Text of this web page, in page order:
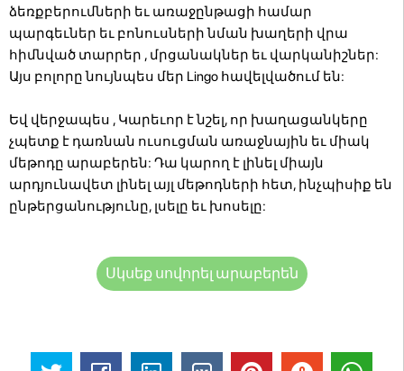
ձեռքբերումների եւ առաջընթացի համար
պարգեւներ եւ բոնուսների նման խաղերի վրա
հիմնված տարրեր , մրցանակներ եւ վարկանիշներ:
Այս բոլորը նույնպես մեր Lingo հավելվածում են:
Եվ վերջապես , Կարեւոր է նշել, որ խաղացանկերը
չպետք է դառնան ուսուցման առաջնային եւ միակ
մեթոդը արաբերեն: Դա կարող է լինել միայն
արդյունավետ լինել այլ մեթոդների հետ, ինչպիսիք են
ընթերցանությունը, լսելը եւ խոսելը:
Սկսեք սովորել արաբերեն